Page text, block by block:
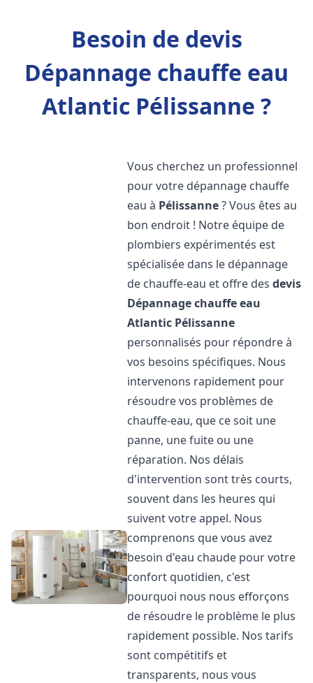
Besoin de devis
Dépannage chauffe eau
Atlantic Pélissanne ?
Vous cherchez un professionnel
pour votre dépannage chauffe
eau à Pélissanne? Vous êtes au
bon endroit ! Notre équipe de
plombiers expérimentés est
spécialisée dans le dépannage
de chauffe-eau et offre desdevis
Dépannage chauffe eau
Atlantic Pélissanne
personnalisés pour répondre à
vos besoins spécifiques. Nous
intervenons rapidement pour
résoudre vos problèmes de
chauffe-eau, que ce soit une
panne, une fuite ou une
réparation. Nos délais
d'intervention sont très courts,
souvent dans les heures qui
suivent votre appel. Nous
comprenons que vous avez
besoin d'eau chaude pour votre
confort quotidien, c'est
pourquoi nous nous efforçons
de résoudre le problème le plus
rapidement possible. Nos tarifs
sont compétitifs et
transparents, nous vous